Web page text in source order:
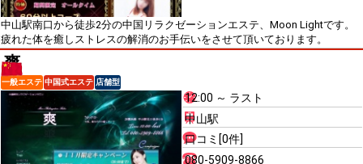
中山駅南口から徒歩2分の中国リラクゼーションエステ、Moon Lightです。
疲れた体を癒しストレスの解消のお手伝いをさせて頂いております。
爽
一般エステ 中国式エステ 店舗型
12:00 ～ ラスト
中山駅
口コミ[0件]
080-5909-8866